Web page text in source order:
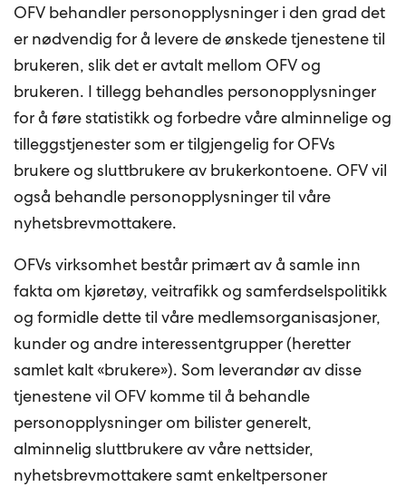
OFV behandler personopplysninger i den grad det
er nødvendig for å levere de ønskede tjenestene til
brukeren, slik det er avtalt mellom OFV og
brukeren. I tillegg behandles personopplysninger
for å føre statistikk og forbedre våre alminnelige og
tilleggstjenester som er tilgjengelig for OFVs
brukere og sluttbrukere av brukerkontoene. OFV vil
også behandle personopplysninger til våre
nyhetsbrevmottakere.
OFVs virksomhet består primært av å samle inn
fakta om kjøretøy, veitrafikk og samferdselspolitikk
og formidle dette til våre medlemsorganisasjoner,
kunder og andre interessentgrupper (heretter
samlet kalt «brukere»). Som leverandør av disse
tjenestene vil OFV komme til å behandle
personopplysninger om bilister generelt,
alminnelig sluttbrukere av våre nettsider,
nyhetsbrevmottakere samt enkeltpersoner